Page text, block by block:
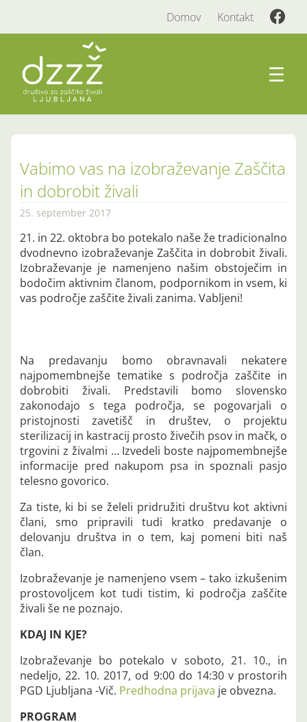
Domov Kontakt
☰
Vabimo vas na izobraževanje Zaščita
in dobrobit živali
25. september 2017
21. in 22. oktobra bo potekalo naše že tradicionalno
dvodnevno izobraževanje Zaščita in dobrobit živali.
Izobraževanje je namenjeno našim obstoječim in
bodočim aktivnim članom, podpornikom in vsem, ki
vas področje zaščite živali zanima. Vabljeni!
Na predavanju bomo obravnavali nekatere
najpomembnejše tematike s področja zaščite in
dobrobiti živali. Predstavili bomo slovensko
zakonodajo s tega področja, se pogovarjali o
pristojnosti zavetišč in društev, o projektu
sterilizacij in kastracij prosto živečih psov in mačk, o
trgovini z živalmi … Izvedeli boste najpomembnejše
informacije pred nakupom psa in spoznali pasjo
telesno govorico.
Za tiste, ki bi se želeli pridružiti društvu kot aktivni
člani, smo pripravili tudi kratko predavanje o
delovanju društva in o tem, kaj pomeni biti naš
član.
Izobraževanje je namenjeno vsem – tako izkušenim
prostovoljcem kot tudi tistim, ki področja zaščite
živali še ne poznajo.
KDAJ IN KJE?
Izobraževanje bo potekalo v soboto, 21. 10., in
nedeljo, 22. 10. 2017, od 9:00 do 14:30 v prostorih
PGD Ljubljana -Vič. Predhodna prijava je obvezna.
PROGRAM